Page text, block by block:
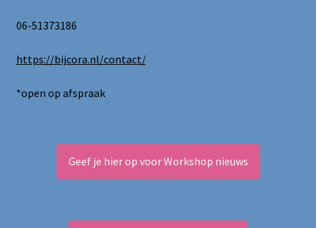
06-51373186
https://bijcora.nl/contact/
*open op afspraak
Geef je hier op voor Workshop nieuws